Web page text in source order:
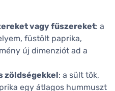
vagy fűszereket: a
füstölt paprika,
új dimenziót ad a
zöldségekkel: a sült tök,
egy átlagos hummuszt